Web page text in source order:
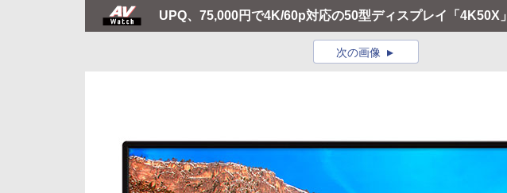
UPQ、75,000円で4K/60p対応の50型ディスプレイ「4K50X」
次の画像